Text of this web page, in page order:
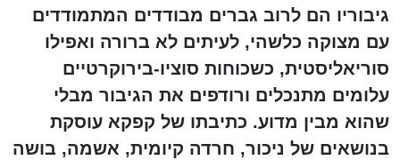
גיבוריו הם לרוב גברים מבודדים המתמודדים
עם מצוקה כלשהי, לעיתים לא ברורה ואפילו
סוריאליסטית, כשכוחות סוציו-בירוקרטיים
עלומים מתנכלים ורודפים את הגיבור מבלי
שהוא מבין מדוע. כתיבתו של קפקא עוסקת
בנושאים של ניכור, חרדה קיומית, אשמה, בושה